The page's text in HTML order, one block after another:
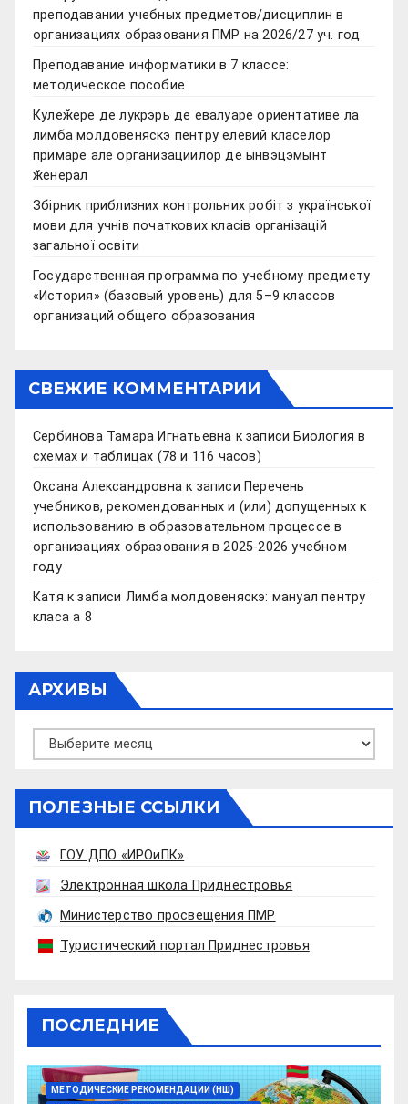
преподавании учебных предметов/дисциплин в
организациях образования ПМР на 2026/27 уч. год
Преподавание информатики в 7 классе:
методическое пособие
Кулеӂере де лукрэрь де евалуаре ориентативе ла
лимба молдовеняскэ пентру елевий класелор
примаре але организациилор де ынвэцэмынт
ӂенерал
Збірник приблизних контрольних робіт з української
мови для учнів початкових класів організацій
загальної освіти
Государственная программа по учебному предмету
«История» (базовый уровень) для 5–9 классов
организаций общего образования
СВЕЖИЕ КОММЕНТАРИИ
Сербинова Тамара Игнатьевна к записи Биология в
схемах и таблицах (78 и 116 часов)
Оксана Александровна к записи Перечень
учебников, рекомендованных и (или) допущенных к
использованию в образовательном процессе в
организациях образования в 2025-2026 учебном
году
Катя к записи Лимба молдовеняскэ: мануал пентру
класа а 8
АРХИВЫ
Архивы
ПОЛЕЗНЫЕ ССЫЛКИ
ГОУ ДПО «ИРОиПК»
Электронная школа Приднестровья
Министерство просвещения ПМР
Туристический портал Приднестровья
ПОСЛЕДНИЕ
МЕТОДИЧЕСКИЕ РЕКОМЕНДАЦИИ (НШ)